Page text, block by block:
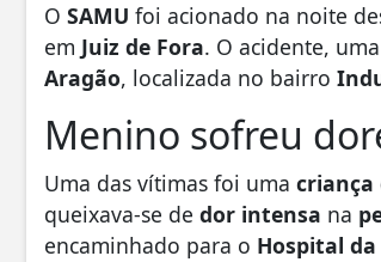
O SAMU foi acionado na noite
em Juiz de Fora. O acidente, uma
Aragão, localizada no bairro
Menino sofreu
Uma das vítimas foi uma criança
queixava-se de dor intensa na
encaminhado para o Hospital